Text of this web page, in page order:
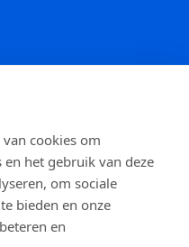
cookies om
het gebruik van deze
om sociale
bieden en onze
en